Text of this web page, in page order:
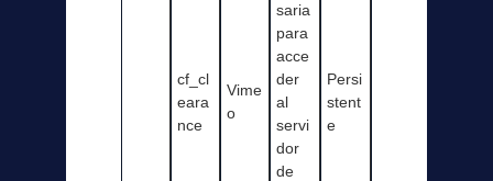
cf_cl
eara
nce
Vime
o
saria
para
acce
der
al
servi
dor
de
Persi
stent
e